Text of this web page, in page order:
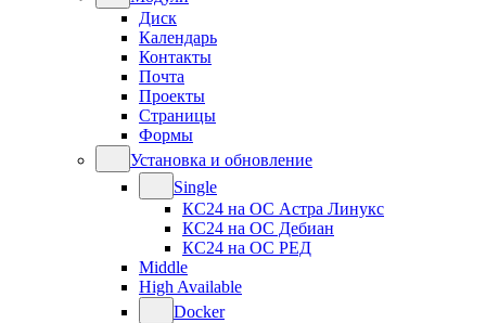
Диск
Календарь
Контакты
Почта
Проекты
Страницы
Формы
Установка и обновление
Single
КС24 на ОС Астра Линукс
КС24 на ОС Дебиан
КС24 на ОС РЕД
Middle
High Available
Docker